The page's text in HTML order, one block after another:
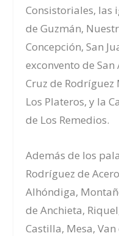
Consistoriales, las
de Guzmán,
Concepción, San
exconvento de
Cruz de Rodríguez
Los Plateros, y la
de Los Remedios.
Además de los
Rodríguez de
Alhóndiga,
de Anchieta,
Castilla, Mesa,